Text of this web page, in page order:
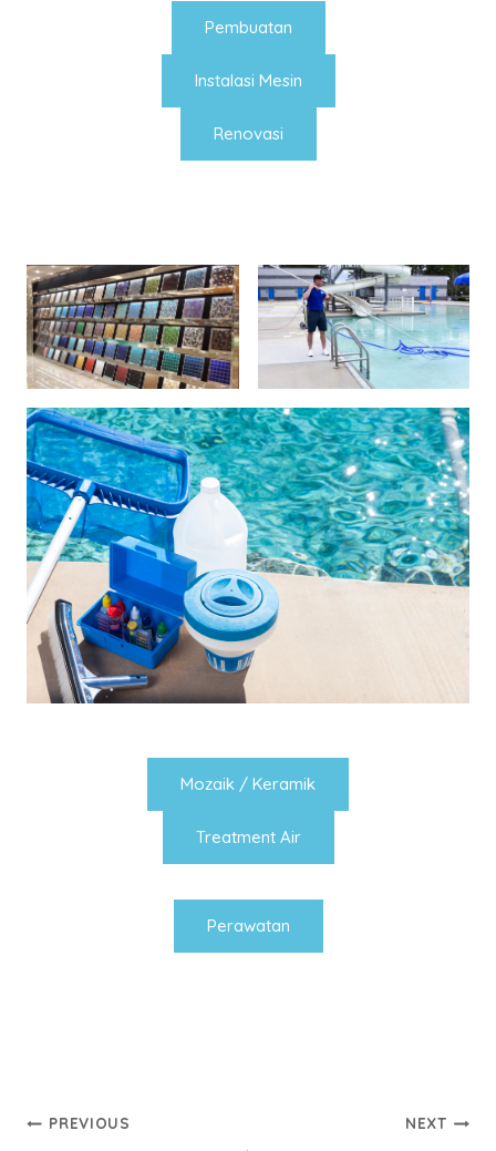
Pembuatan
Instalasi Mesin
Renovasi
Mozaik / Keramik
Treatment Air
Perawatan
Post
PREVIOUS NEXT